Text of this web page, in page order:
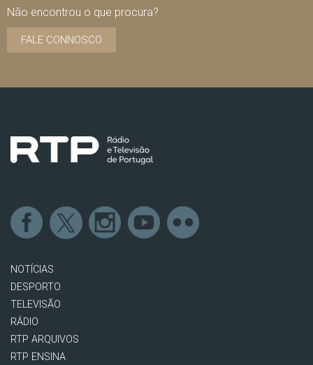
Não encontrou o que procura?
FALE CONNOSCO
NOTÍCIAS
DESPORTO
TELEVISÃO
RÁDIO
RTP ARQUIVOS
RTP ENSINA